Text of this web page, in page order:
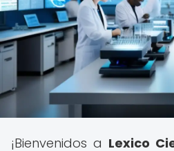
¡Bienvenidos a Lexico